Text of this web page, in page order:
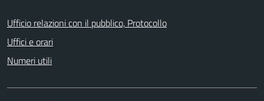
Ufficio relazioni con il pubblico, Protocollo
Uffici e orari
Numeri utili